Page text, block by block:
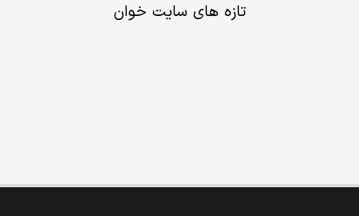
تازه های سایت خوان